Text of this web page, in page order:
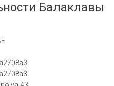
Балаклавы